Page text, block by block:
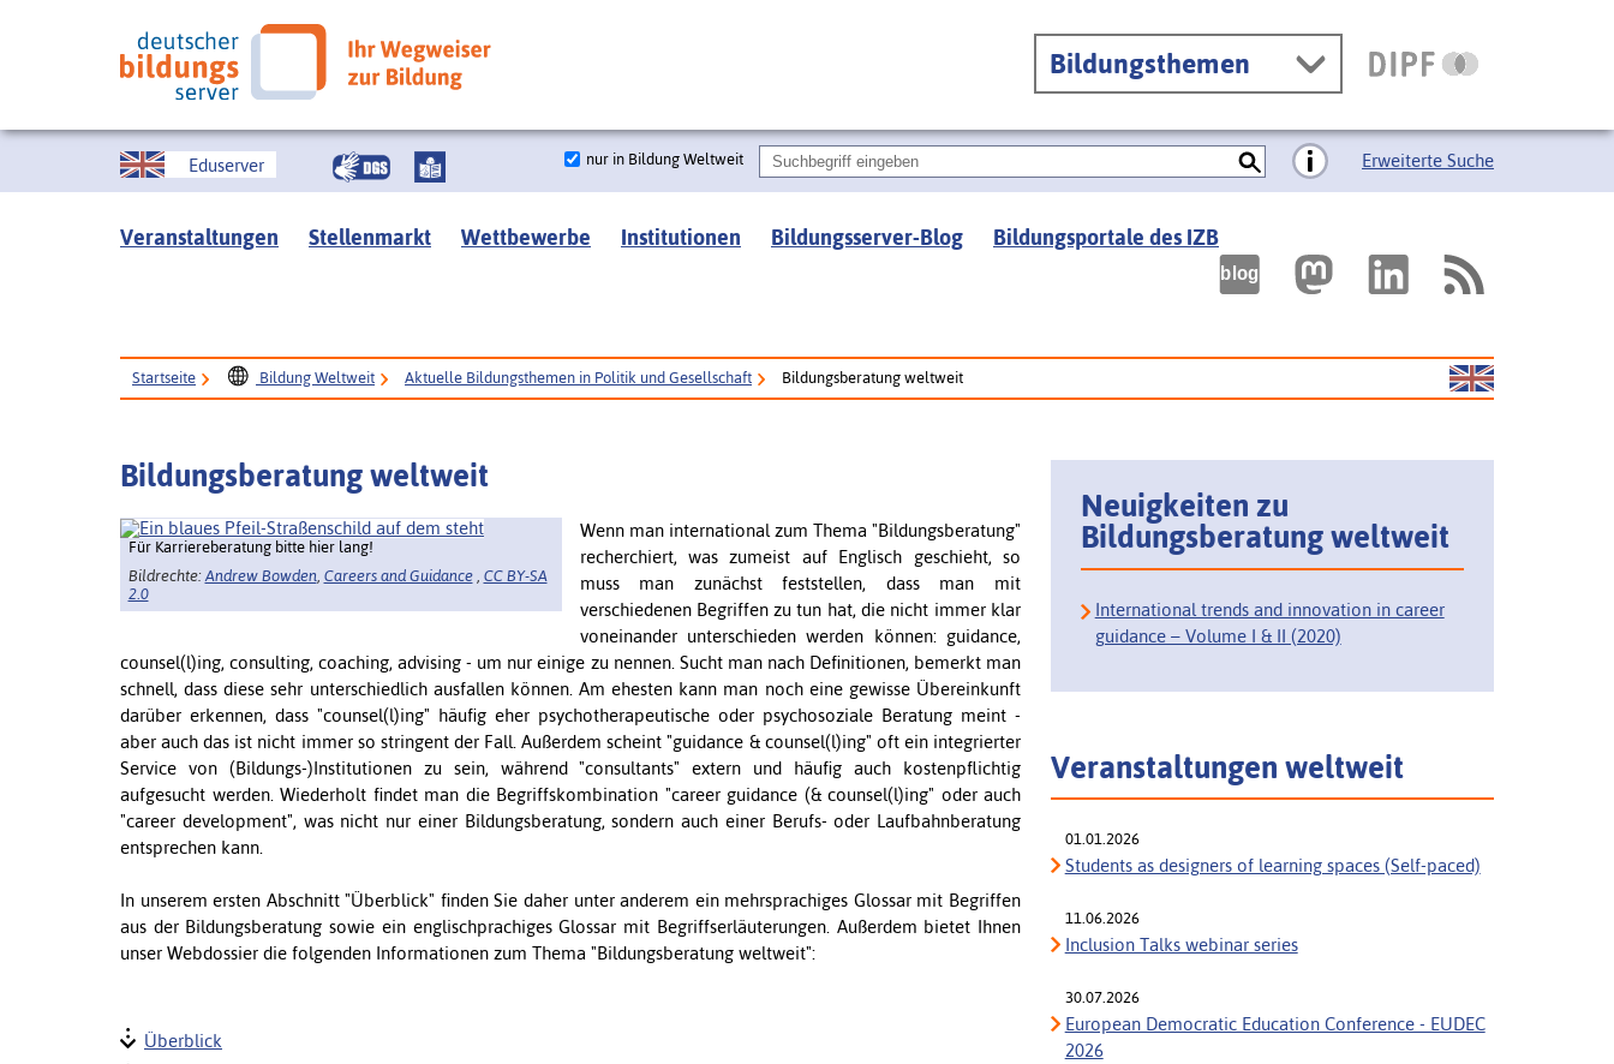
Bildungsthemen
Eduserver nur in Bildung Weltweit Erweiterte Suche
Veranstaltungen Stellenmarkt Wettbewerbe Institutionen Bildungsserver-Blog Bildungsportale des IZB
Startseite Bildung Weltweit Aktuelle Bildungsthemen in Politik und Gesellschaft Bildungsberatung weltweit
Bildungsberatung weltweit
Für Karriereberatung bitte hier lang!
Bildrechte: Andrew Bowden Careers and Guidance, CC BY-SA
2.0
Wenn man international zum Thema "Bildungsberatung"
recherchiert, was zumeist auf Englisch geschieht, so
muss man zunächst feststellen, dass man mit
verschiedenen Begriffen zu tun hat, die nicht immer klar
voneinander unterschieden werden können: guidance,
counsel(l)ing, consulting, coaching, advising - um nur einige zu nennen. Sucht man nach Definitionen, bemerkt man
schnell, dass diese sehr unterschiedlich ausfallen können. Am ehesten kann man noch eine gewisse Übereinkunft
darüber erkennen, dass "counsel(l)ing" häufig eher psycho­thera­peutische oder psycho­soziale Beratung meint -
aber auch das ist nicht immer so stringent der Fall. Außerdem scheint "guidance & counsel(l)ing" oft ein integrierter
Service von (Bildungs-)Institutionen zu sein, während "consultants" extern und häufig auch kostenpflichtig
aufgesucht werden. Wiederholt findet man die Begriffskombination "career guidance (& counsel(l)ing" oder auch
"career development", was nicht nur einer Bildungsberatung, sondern auch einer Berufs- oder Laufbahnberatung
entsprechen kann.
In unserem ersten Abschnitt "Überblick" finden Sie daher unter anderem ein mehrsprachiges Glossar mit Begriffen
aus der Bildungsberatung sowie ein englischprachiges Glossar mit Begriffserläuterungen. Außerdem bietet Ihnen
unser Webdossier die folgenden Informationen zum Thema "Bildungsberatung weltweit":
Überblick
Neuigkeiten zu
Bildungsberatung weltweit
International trends and innovation in career
guidance – Volume I & II (2020)
Veranstaltungen weltweit
01.01.2026
Students as designers of learning spaces (Self-paced)
11.06.2026
Inclusion Talks webinar series
30.07.2026
European Democratic Education Conference - EUDEC
2026